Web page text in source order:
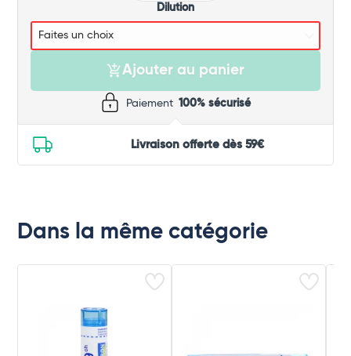
Dilution
Ajouter au panier
Paiement 100% sécurisé
Livraison offerte dès 59€
Dans la même catégorie